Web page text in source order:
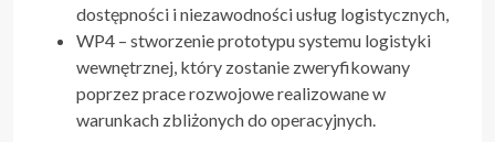
dostępności i niezawodności usług logistycznych,
WP4 – stworzenie prototypu systemu logistyki
wewnętrznej, który zostanie zweryfikowany
poprzez prace rozwojowe realizowane w
warunkach zbliżonych do operacyjnych.